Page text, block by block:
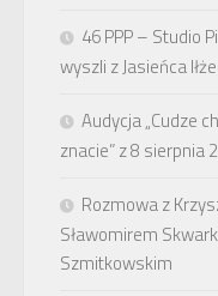
46 PPP – Studio
wyszli z Jasieńca
Audycja „Cudze
znacie” z 8 sierpnia
Rozmowa z
Sławomirem
Szmitkowskim